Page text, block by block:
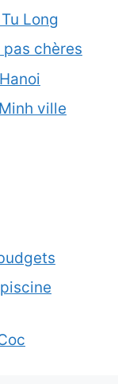
Long
pas chères
ville